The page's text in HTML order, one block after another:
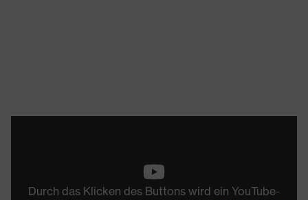
Durch das Klicken des Buttons wird ein YouTube-